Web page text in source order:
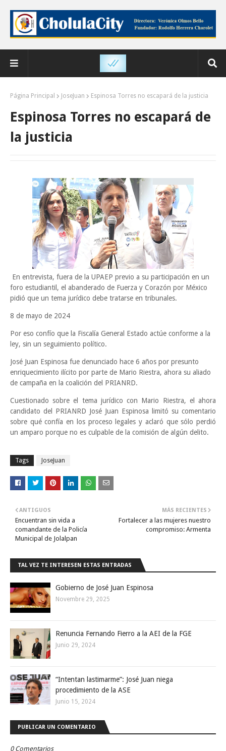
Página Principal JoseJuan Espinosa Torres no escapará de la justicia
Espinosa Torres no escapará de
la justicia
En entrevista, fuera de la UPAEP previo a su participación en un
foro estudiantil, el abanderado de Fuerza y Corazón por México
pidió que un tema jurídico debe tratarse en tribunales.
8 de mayo de 2024
Por eso confío que la Fiscalía General Estado actúe conforme a la
ley, sin un seguimiento político.
José Juan Espinosa fue denunciado hace 6 años por presunto
enriquecimiento ilícito por parte de Mario Riestra, ahora su aliado
de campaña en la coalición del PRIANRD.
Cuestionado sobre el tema jurídico con Mario Riestra, el ahora
candidato del PRIANRD José Juan Espinosa limitó su comentario
sobre qué confía en los proceso legales y aclaró que sólo perdió
un amparo porque no es culpable de la comisión de algún delito.
Tags JoseJuan
MÁS RECIENTES
Fortalecer a las mujeres nuestro
compromiso: Armenta
ANTIGUOS
Encuentran sin vida a
comandante de la Policía
Municipal de Jolalpan
TAL VEZ TE INTERESEN ESTAS ENTRADAS
Gobierno de José Juan Espinosa
Novembre 29, 2025
Renuncia Fernando Fierro a la AEI de la FGE
Junio 29, 2024
“Intentan lastimarme”: José Juan niega
procedimiento de la ASE
Junio 15, 2024
PUBLICAR UN COMENTARIO
0 Comentarios